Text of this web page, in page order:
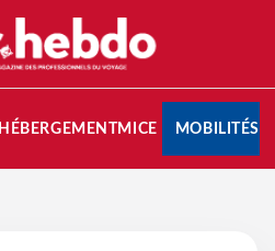
HÉBERGEMENTMICE MOBILITÉS